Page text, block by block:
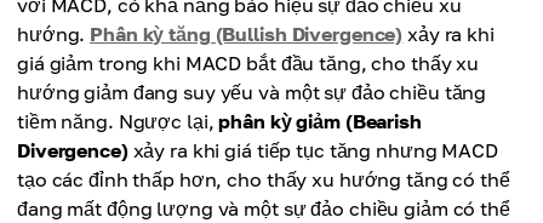
hướng. Phân kỳ tăng (Bullish Divergence) xảy ra khi
giá giảm trong khi MACD bắt đầu tăng, cho thấy xu
hướng giảm đang suy yếu và một sự đảo chiều tăng
tiềm năng. Ngược lại,phân kỳ giảm (Bearish
Divergence)xảy ra khi giá tiếp tục tăng nhưng MACD
tạo các đỉnh thấp hơn, cho thấy xu hướng tăng có thể
đang mất động lượng và một sự đảo chiều giảm có thể